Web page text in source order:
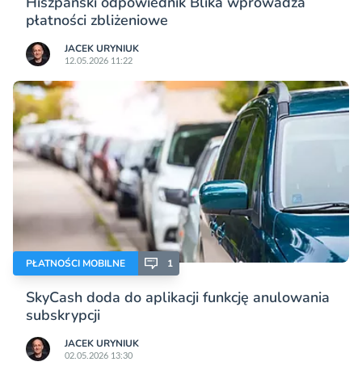
płatności zbliżeniowe
JACEK URYNIUK
12.05.2026 11:22
PŁATNOŚCI MOBILNE 1
SkyCash doda do aplikacji funkcję anulowania
subskrypcji
JACEK URYNIUK
02.05.2026 13:30